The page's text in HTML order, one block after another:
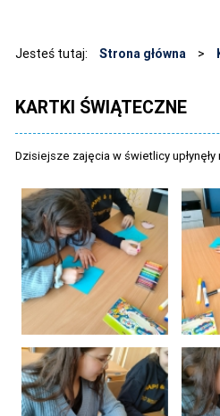
Jesteś tutaj: Strona główna >
KARTKI ŚWIĄTECZNE
Dzisiejsze zajęcia w świetlicy